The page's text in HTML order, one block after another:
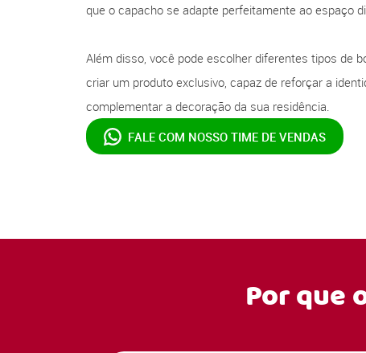
que o capacho se adapte perfeitamente ao espaço
Além disso, você pode escolher diferentes tipos de
criar um produto exclusivo, capaz de reforçar a
complementar a decoração da sua residência.
FALE COM NOSSO TIME DE VENDAS
Por que